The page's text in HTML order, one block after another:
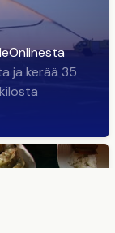
ja kerää 35